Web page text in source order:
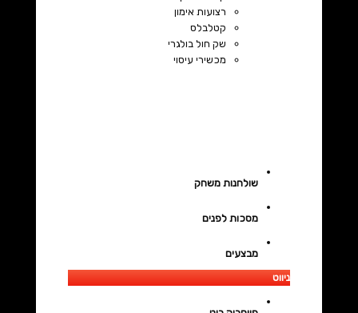
רצועות אימון
קטלבלס
שק חול בולגרי
מכשירי עיסוי
שולחנות משחק
מסכות לפנים
מבצעים
ניווט